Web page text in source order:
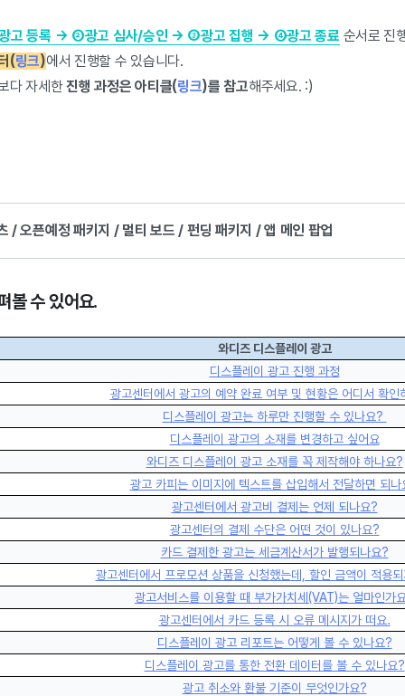
고 등록 → ②광고 심사/승인 → ③광고 집행 → ④광고 종료 순서로 진
(링크)에서 진행할 수 있습니다.
다 자세한진행 과정은 아티클(링크)를 참고해주세요. :)
/ 오픈예정 패키지 / 멀티 보드 / 펀딩 패키지 / 앱 메인 팝업
볼 수 있어요.
와디즈 디스플레이 광고
디스플레이 광고 진행 과정
광고센터에서 광고의 예약 완료 여부 및 현황은 어디서 확인
디스플레이 광고는 하루만 진행할 수 있나요?
디스플레이 광고의 소재를 변경하고 싶어요
와디즈 디스플레이 광고 소재를 꼭 제작해야 하나요?
광고 카피는 이미지에 텍스트를 삽입해서 전달하면 되나
광고센터에서 광고비 결제는 언제 되나요?
광고센터의 결제 수단은 어떤 것이 있나요?
카드 결제한 광고는 세금계산서가 발행되나요?
광고센터에서 프로모션 상품을 신청했는데, 할인 금액이 적용
광고서비스를 이용할 때 부가가치세(VAT)는 얼마인가
광고센터에서 카드 등록 시 오류 메시지가 떠요.
디스플레이 광고 리포트는 어떻게 볼 수 있나요?
디스플레이 광고를 통한 전환 데이터를 볼 수 있나요?
광고 취소와 환불 기준이 무엇인가요?